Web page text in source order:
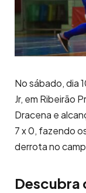
No sábado, dia
Jr, em Ribeirão
Dracena e
7 x 0, fazendo
derrota no
Descubra